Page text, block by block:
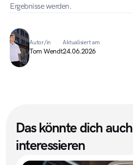
Ergebnisse werden.
Autor/in
Tom Wendt
Aktualisiert am
24.06.2026
Das könnte dich auch
interessieren